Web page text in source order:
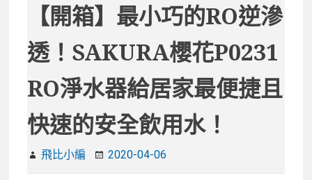
【開箱】最小巧的RO逆滲
透！SAKURA櫻花P0231
RO淨水器給居家最便捷且
快速的安全飲用水！
飛比小編 2020-04-06